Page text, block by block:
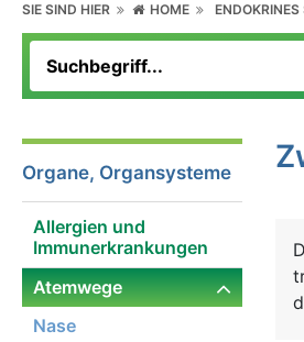
SIE SIND HIER HOME
Organe, Organsysteme
Allergien und
Immunerkrankungen
Atemwege
Nase